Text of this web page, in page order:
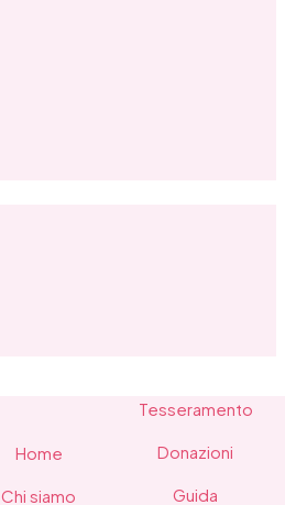
Home
Chi siamo
Tesseramento
Donazioni
Guida